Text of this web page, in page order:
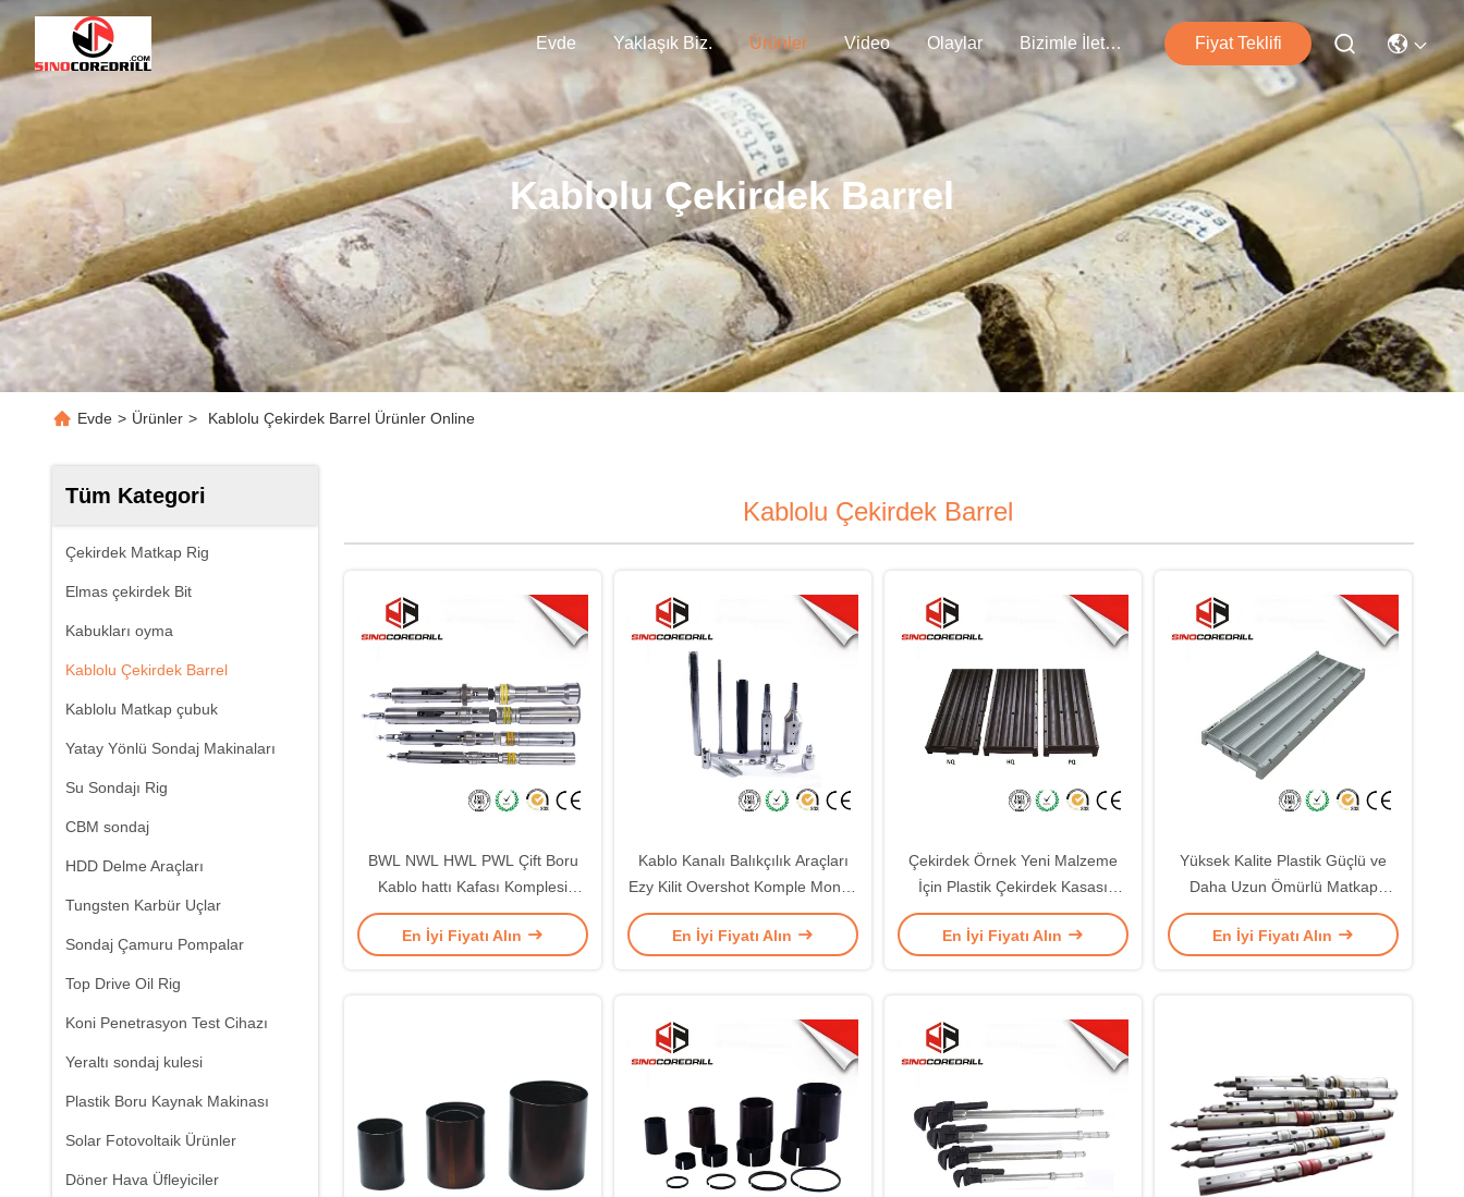
Evde Yaklaşık Biz. Ürünler Video Olaylar Bizimle İletişim Fiyat Teklifi
Kablolu Çekirdek Barrel
Evde > Ürünler > Kablolu Çekirdek Barrel Ürünler Online
Tüm Kategori
Çekirdek Matkap Rig
Elmas çekirdek Bit
Kabukları oyma
Kablolu Çekirdek Barrel
Kablolu Matkap çubuk
Yatay Yönlü Sondaj Makinaları
Su Sondajı Rig
CBM sondaj
HDD Delme Araçları
Tungsten Karbür Uçlar
Sondaj Çamuru Pompalar
Top Drive Oil Rig
Koni Penetrasyon Test Cihazı
Yeraltı sondaj kulesi
Plastik Boru Kaynak Makinası
Solar Fotovoltaik Ürünler
Döner Hava Üfleyiciler
Kablolu Çekirdek Barrel
BWL NWL HWL PWL Çift Boru
Kablo hattı Kafası Komplesi
Çekirdek Kovan Grubu
En İyi Fiyatı Alın
Kablo Kanalı Balıkçılık Araçları
Ezy Kilit Overshot Komple Montaj
bq nq hq pq
En İyi Fiyatı Alın
Çekirdek Örnek Yeni Malzeme
İçin Plastik Çekirdek Kasası
Çekirdek Tepsisi BQ NQ HQ PQ
Boyutu
En İyi Fiyatı Alın
Yüksek Kalite Plastik Güçlü ve
Daha Uzun Ömürlü Matkap
Çekirdek Tabanları Çekirdek Kutu
En İyi Fiyatı Alın